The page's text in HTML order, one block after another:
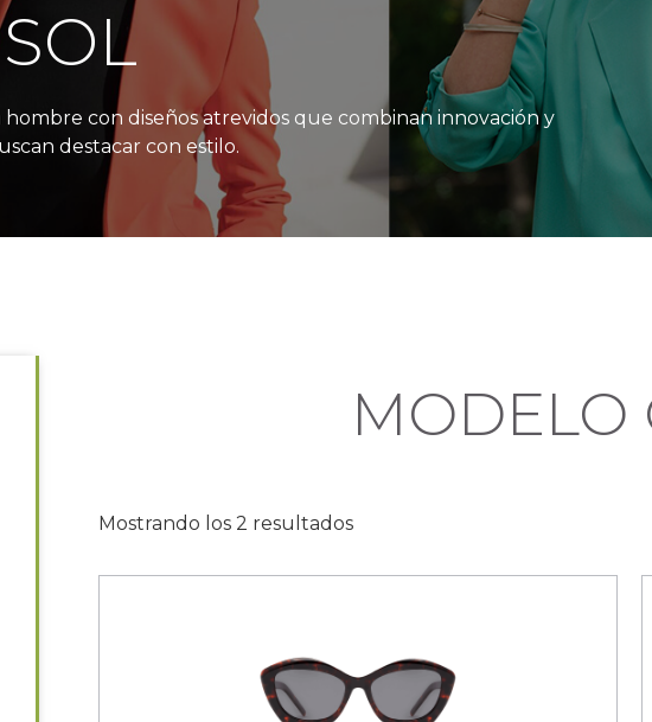
con diseños atrevidos que combinan innovación y
destacar con estilo.
MODELO
Mostrando los 2 resultados